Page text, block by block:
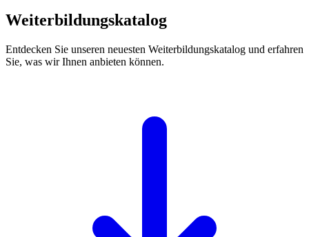
Weiterbildungskatalog
Entdecken Sie unseren neuesten Weiterbildungskatalog und erfahren
Sie, was wir Ihnen anbieten können.